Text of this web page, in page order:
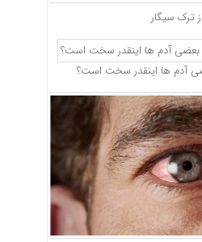
ترک سیگار
آدم ها اینقدر سخت است؟